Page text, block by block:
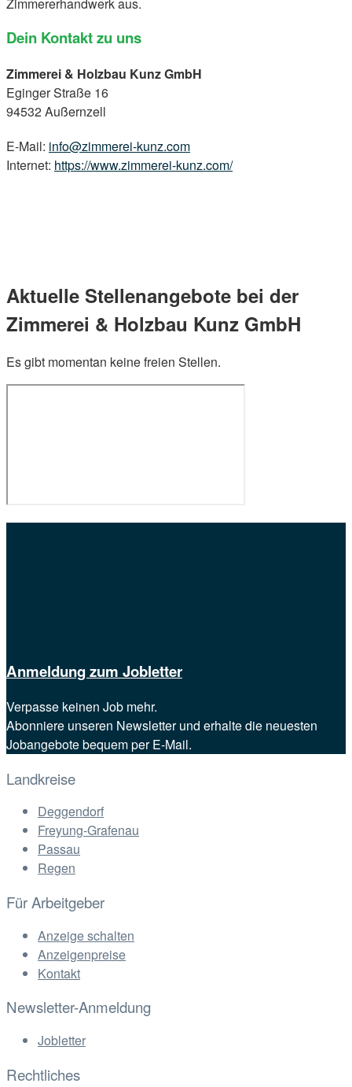
Dein Kontakt zu uns
Zimmerei & Holzbau Kunz GmbH
Eginger Straße 16
94532 Außernzell
E-Mail: info@zimmerei-kunz.com
Internet: https://www.zimmerei-kunz.com/
Aktuelle Stellenangebote bei der
Zimmerei & Holzbau Kunz GmbH
Es gibt momentan keine freien Stellen.
Anmeldung zum Jobletter
Verpasse keinen Job mehr.
Abonniere unseren Newsletter und erhalte die neuesten
Jobangebote bequem per E-Mail.
Landkreise
Deggendorf
Freyung-Grafenau
Passau
Regen
Für Arbeitgeber
Anzeige schalten
Anzeigenpreise
Kontakt
Newsletter-Anmeldung
Jobletter
Rechtliches